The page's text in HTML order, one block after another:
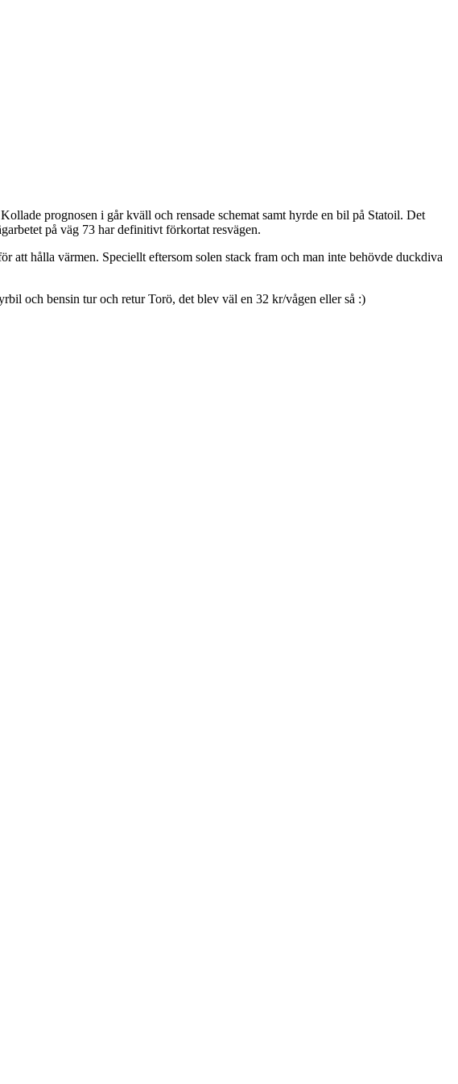
prognosen i går kväll och rensade schemat samt hyrde en bil på Statoil. Det
på väg 73 har definitivt förkortat resvägen.
hålla värmen. Speciellt eftersom solen stack fram och man inte behövde duckdiva
och bensin tur och retur Torö, det blev väl en 32 kr/vågen eller så :)